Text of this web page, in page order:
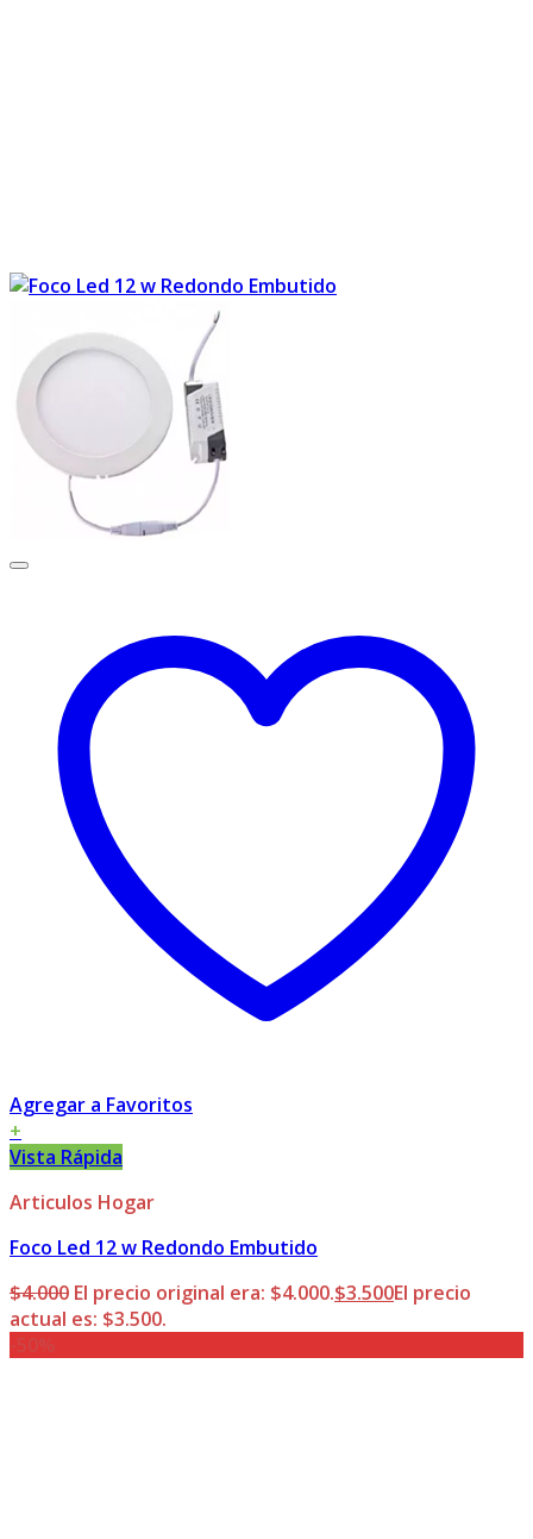
Agregar a Favoritos
+
Vista Rápida
Articulos Hogar
Foco Led 12 w Redondo Embutido
$4.000 El precio original era: $4.000.$3.500El precio
actual es: $3.500.